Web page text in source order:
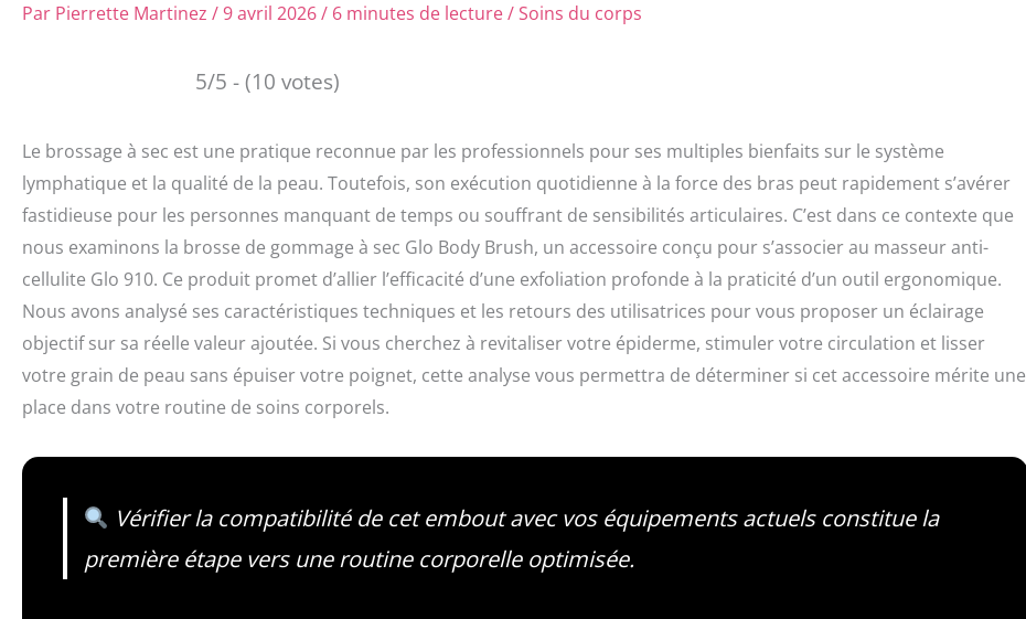
Par Pierrette Martinez /9 avril 2026/ 6 minutes de lecture/Soins du corps
5/5 - (10 votes)
Le brossage à sec est une pratique reconnue par les professionnels pour ses multiples bienfaits sur le système
lymphatique et la qualité de la peau. Toutefois, son exécution quotidienne à la force des bras peut rapidement s’avérer
fastidieuse pour les personnes manquant de temps ou souffrant de sensibilités articulaires. C’est dans ce contexte que
nous examinons la brosse de gommage à sec Glo Body Brush, un accessoire conçu pour s’associer au masseur anti-
cellulite Glo 910. Ce produit promet d’allier l’efficacité d’une exfoliation profonde à la praticité d’un outil ergonomique.
Nous avons analysé ses caractéristiques techniques et les retours des utilisatrices pour vous proposer un éclairage
objectif sur sa réelle valeur ajoutée. Si vous cherchez à revitaliser votre épiderme, stimuler votre circulation et lisser
votre grain de peau sans épuiser votre poignet, cette analyse vous permettra de déterminer si cet accessoire mérite une
place dans votre routine de soins corporels.
Vérifier la compatibilité de cet embout avec vos équipements actuels constitue la
première étape vers une routine corporelle optimisée.